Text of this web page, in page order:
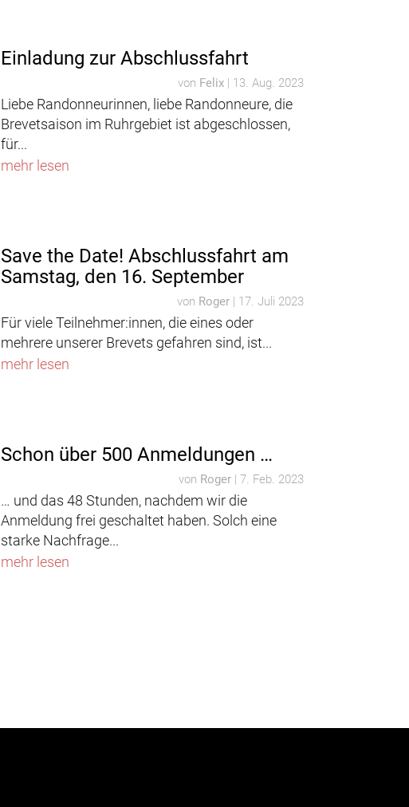
Einladung zur Abschlussfahrt
von Felix| 13. Aug. 2023
Liebe Randonneurinnen, liebe Randonneure, die
Brevetsaison im Ruhrgebiet ist abgeschlossen,
für...
mehr lesen
Save the Date! Abschlussfahrt am
Samstag, den 16. September
von Roger| 17. Juli 2023
Für viele Teilnehmer:innen, die eines oder
mehrere unserer Brevets gefahren sind, ist...
mehr lesen
Schon über 500 Anmeldungen …
von Roger| 7. Feb. 2023
… und das 48 Stunden, nachdem wir die
Anmeldung frei geschaltet haben. Solch eine
starke Nachfrage...
mehr lesen